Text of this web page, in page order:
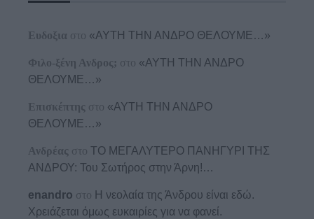
Ευδοξια στο «ΑΥΤΗ ΤΗΝ ΑΝΔΡΟ ΘΕΛΟΥΜΕ…»
Φιλο-ξένη Ανδρος; στο «ΑΥΤΗ ΤΗΝ ΑΝΔΡΟ
ΘΕΛΟΥΜΕ…»
Επισκέπτης στο «ΑΥΤΗ ΤΗΝ ΑΝΔΡΟ
ΘΕΛΟΥΜΕ…»
Ανδρέας στο ΤΟ ΜΕΓΑΛΥΤΕΡΟ ΠΑΝΗΓΥΡΙ ΤΗΣ
ΑΝΔΡΟΥ: Του Σωτήρος στην Άρνη!…
enandro στο Η νεολαία της Άνδρου είναι εδώ.
Χρειάζεται όμως ευκαιρίες για να φανεί.